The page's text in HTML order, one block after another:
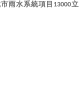
雨水系統項目 13000立